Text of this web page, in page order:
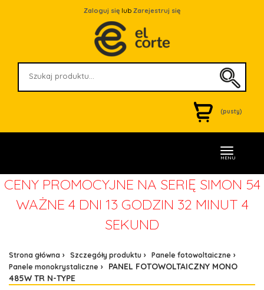
Zaloguj się lub Zarejestruj się
(pusty)
MENU
CENY PROMOCYJNE NA SERIĘ SIMON 54
WAŻNE 4 DNI 13 GODZIN 32 MINUT 4
SEKUND
Strona główna Szczegóły produktu
Panele fotowoltaiczne
Panele monokrystaliczne
PANEL FOTOWOLTAICZNY MONO
485W TR N-TYPE